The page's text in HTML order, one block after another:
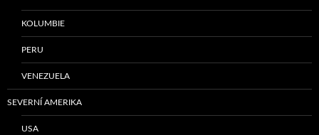
KOLUMBIE
PERU
VENEZUELA
SEVERNÍ AMERIKA
USA